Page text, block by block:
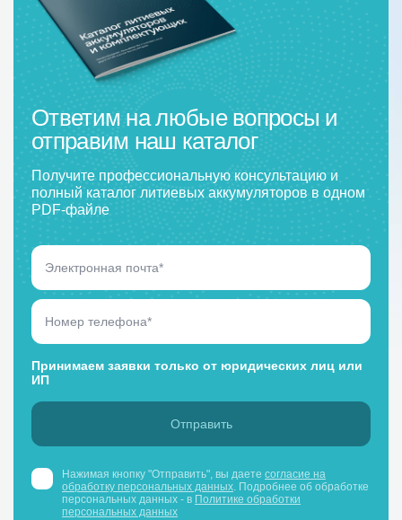
Ответим на любые вопросы и
отправим наш каталог
Получите профессиональную консультацию и
полный каталог литиевых аккумуляторов в одном
PDF-файле
Принимаем заявки только от юридических лиц или
ИП
Нажимая кнопку "Отправить", вы даете согласие на
обработку персональных данных. Подробнее об обработке
персональных данных - в Политике обработки
персональных данных